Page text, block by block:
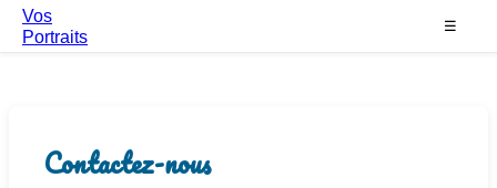
Vos
Portraits
☰
Contactez-nous